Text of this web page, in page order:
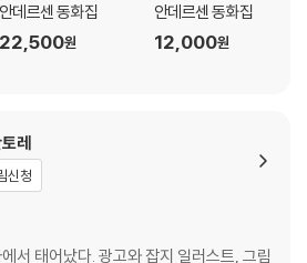
안데르센 동화집
22,500원
안데르센 동화집
12,000원
레
신청
서 태어났다. 광고와 잡지 일러스트, 그림